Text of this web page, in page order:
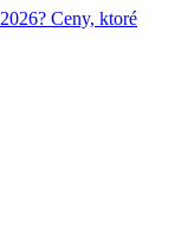
Ceny, ktoré